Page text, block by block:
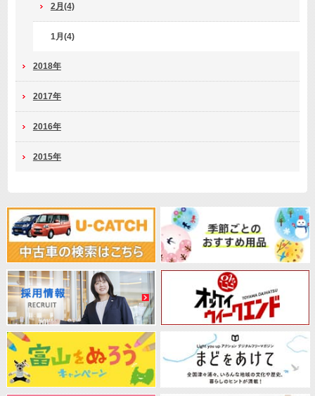
2月(4)
1月(4)
2018年
2017年
2016年
2015年